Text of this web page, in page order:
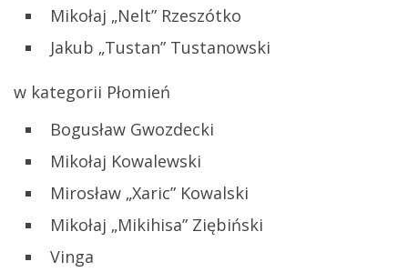
Mikołaj „Nelt” Rzeszótko
Jakub „Tustan” Tustanowski
w kategorii Płomień
Bogusław Gwozdecki
Mikołaj Kowalewski
Mirosław „Xaric” Kowalski
Mikołaj „Mikihisa” Ziębiński
Vinga